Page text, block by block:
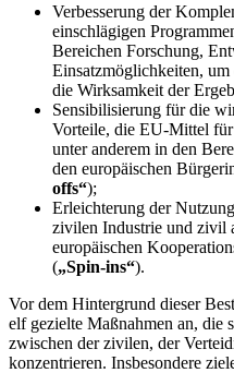
Verbesserung der
einschlägigen
Bereichen Forschung,
Einsatzmöglichkeiten,
die Wirksamkeit der
Sensibilisierung für die
Vorteile, die EU-Mittel
unter anderem in den
den europäischen
offs“);
Erleichterung der
zivilen Industrie und zivil
europäischen
(„Spin-ins“).
Vor dem Hintergrund dieser
elf gezielte Maßnahmen an, die
zwischen der zivilen, der
konzentrieren. Insbesondere